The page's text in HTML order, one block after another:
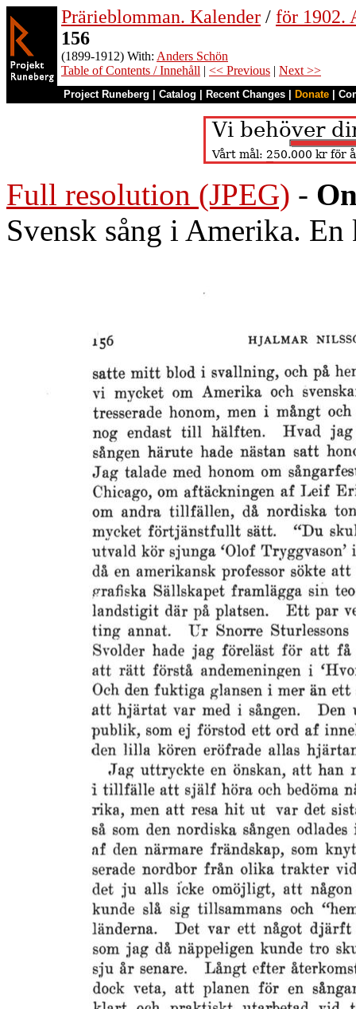
Prärieblomman. Kalender / för 1902.
156
(1899-1912) With: Anders Schön
Table of Contents / Innehåll | << Previous | Next >>
Project Runeberg Catalog Recent Changes Donate
Full resolution (JPEG) -
Svensk sång i Amerika.